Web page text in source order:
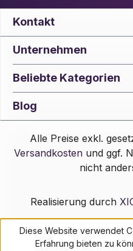
Kontakt
Unternehmen
Beliebte Kategorien
Blog
Alle Preise exkl.
Versandkostenund ggf.
nicht
Realisierung durch
Diese Website verwendet
Erfahrung bieten zu